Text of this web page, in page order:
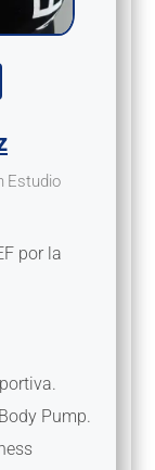
Estudio
por la
Pump.